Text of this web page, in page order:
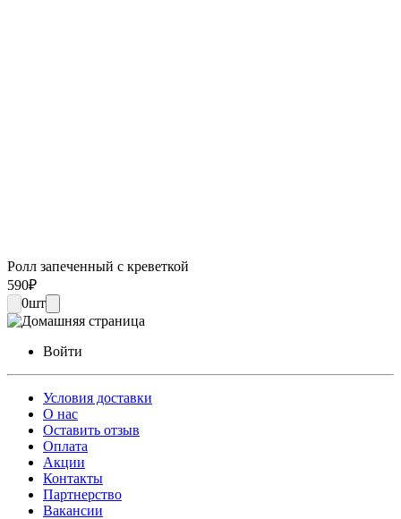
Ролл запеченный с креветкой
590₽
0шт
Войти
Условия доставки
О нас
Оставить отзыв
Оплата
Акции
Контакты
Партнерство
Вакансии